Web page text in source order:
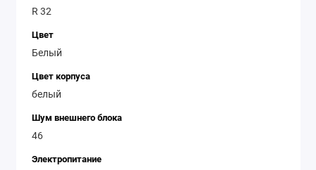
R 32
Цвет
Белый
Цвет корпуса
белый
Шум внешнего блока
46
Электропитание